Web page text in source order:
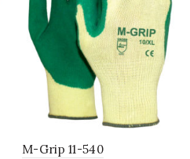
M-Grip 11-540